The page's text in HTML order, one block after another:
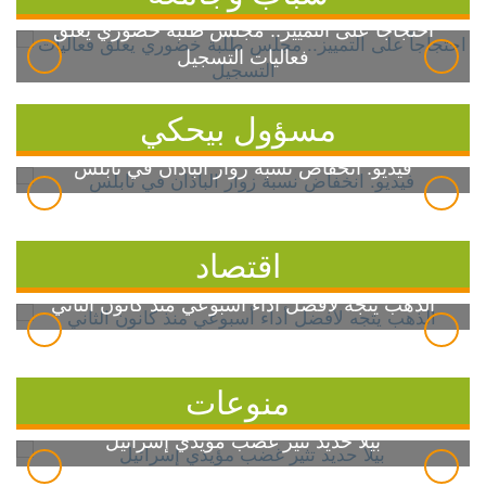
احتجاجاً على التمييز.. مجلس طلبة خضوري يعلق
فعاليات التسجيل
مسؤول بيحكي
فيديو: انخفاض نسبة زوار الباذان في نابلس
اقتصاد
الذهب يتجه لأفضل أداء أسبوعي منذ كانون الثاني
منوعات
بيلا حديد تثير غضب مؤيدي إسرائيل